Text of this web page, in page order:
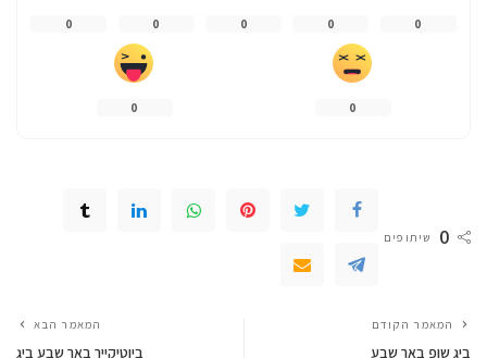
0
0
0
0
0
0
0
0 שיתופים
המאמר הקודם
ביג שופ באר שבע
המאמר הבא
ביוטיקייר באר שבע ביג